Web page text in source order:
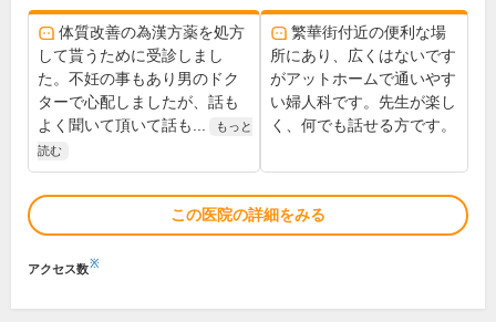
体質改善の為漢方薬を処方
して貰うために受診しまし
た。不妊の事もあり男のドク
ターで心配しましたが、話も
よく聞いて頂いて話も...
もっと
読む
繁華街付近の便利な場
所にあり、広くはないです
がアットホームで通いやす
い婦人科です。先生が楽し
く、何でも話せる方です。
この医院の詳細をみる
アクセス数※